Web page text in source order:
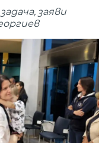
заяви